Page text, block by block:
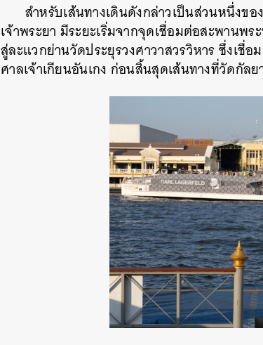
สำหรับเส้นทางเดินดังกล่าวเป็นส่วนหนึ่งข
เจ้าพระยา มีระยะเริ่มจากจุดเชื่อมต่อสะพานพ
สู่ละแวกย่านวัดประยุรวงศาวาสวรวิหาร ซึ่งเชื่
ศาลเจ้าเกียนอันเกง ก่อนสิ้นสุดเส้นทางที่วัดกั